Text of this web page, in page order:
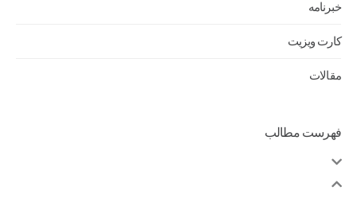
خبرنامه
کارت ویزیت
مقالات
فهرست مطالب